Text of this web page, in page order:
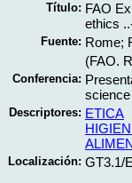
Título: FAO
ethics
Fuente: Rome;
(FAO.
Conferencia:
Descriptores: ETICA
Localización: GT3.1/